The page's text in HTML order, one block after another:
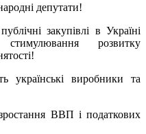
депутати!
закупівлі в Україні
стимулювання розвитку
українські виробники та
ВВП і податкових